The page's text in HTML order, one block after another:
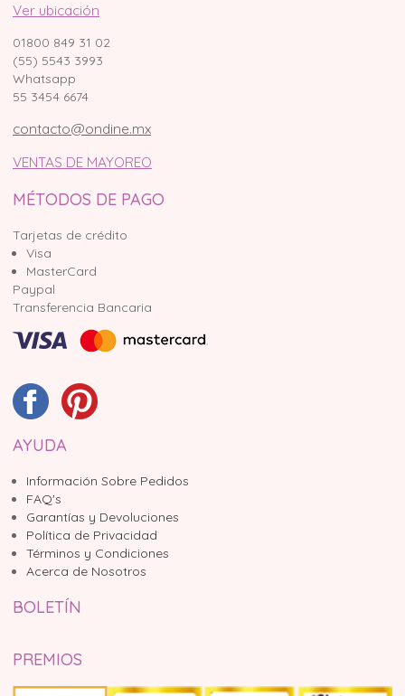
Ver ubicación
01800 849 31 02
(55) 5543 3993
Whatsapp
55 3454 6674
contacto@ondine.mx
VENTAS DE MAYOREO
MÉTODOS DE PAGO
Tarjetas de crédito
Visa
MasterCard
Paypal
Transferencia Bancaria
AYUDA
Información Sobre Pedidos
FAQ's
Garantías y Devoluciones
Política de Privacidad
Términos y Condiciones
Acerca de Nosotros
BOLETÍN
PREMIOS